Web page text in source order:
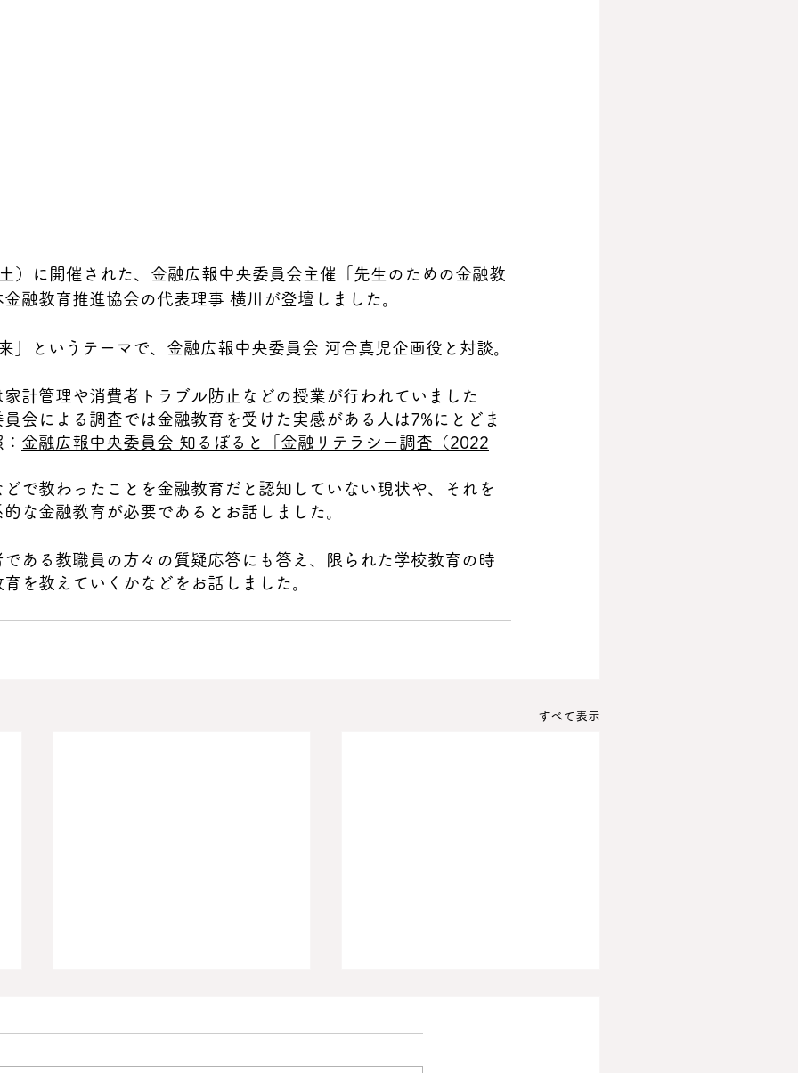
）に開催された、金融広報中央委員会主催「先生のための金融教
融教育推進協会の代表理事 横川が登壇しました。
」というテーマで、金融広報中央委員会 河合真児企画役と対談。
計管理や消費者トラブル防止などの授業が行われていました
会による調査では金融教育を受けた実感がある人は7%にとどま
金融広報中央委員会 知るぽると「金融リテラシー調査（2022
で教わったことを金融教育だと認知していない現状や、それを
な金融教育が必要であるとお話しました。
である教職員の方々の質疑応答にも答え、限られた学校教育の時
を教えていくかなどをお話しました。
すべて表示